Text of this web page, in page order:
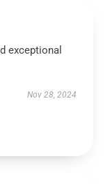
exceptional
Nov 28, 2024